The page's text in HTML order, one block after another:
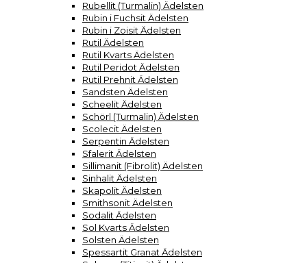
Rubellit (Turmalin) Ädelsten
Rubin i Fuchsit Ädelsten
Rubin i Zoisit Ädelsten
Rutil Ädelsten
Rutil Kvarts Ädelsten
Rutil Peridot Ädelsten
Rutil Prehnit Ädelsten
Sandsten Ädelsten
Scheelit Ädelsten
Schörl (Turmalin) Ädelsten
Scolecit Ädelsten
Serpentin Ädelsten
Sfalerit Ädelsten
Sillimanit (Fibrolit) Ädelsten
Sinhalit Ädelsten
Skapolit Ädelsten
Smithsonit Ädelsten
Sodalit Ädelsten
Sol Kvarts Ädelsten
Solsten Ädelsten
Spessartit Granat Ädelsten